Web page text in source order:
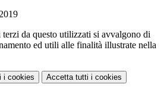
da questo utilizzati si avvalgono di
ed utili alle finalità illustrate nella
i cookies Accetta tutti i cookies